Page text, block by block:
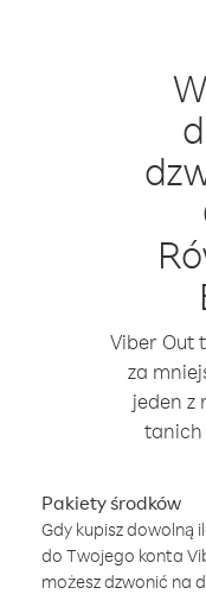
Viber Out
za
jeden z
tanich
Pakiety środków
Gdy kupisz dowolną
do Twojego konta
możesz dzwonić na